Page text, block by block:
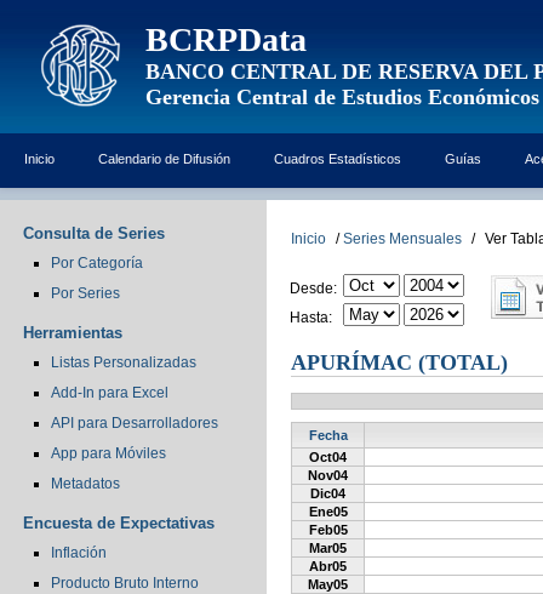
BCRPData
BANCO CENTRAL DE RESERVA DEL
Gerencia Central de Estudios Económicos
Inicio Calendario de Difusión Cuadros Estadísticos Guías
Consulta de Series
Por Categoría
Por Series
Herramientas
Listas Personalizadas
Add-In para Excel
API para Desarrolladores
App para Móviles
Metadatos
Encuesta de Expectativas
Inflación
Producto Bruto Interno
Inicio / Series Mensuales / Ver
Desde:
Hasta:
APURÍMAC (TOTAL)
Fecha
Oct04
Nov04
Dic04
Ene05
Feb05
Mar05
Abr05
May05